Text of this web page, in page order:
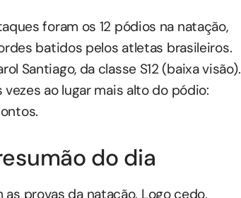
foram os 12 pódios na natação,
batidos pelos atletas brasileiros.
Santiago, da classe S12 (baixa visão).
ao lugar mais alto do pódio:
do dia
provas da natação. Logo cedo,